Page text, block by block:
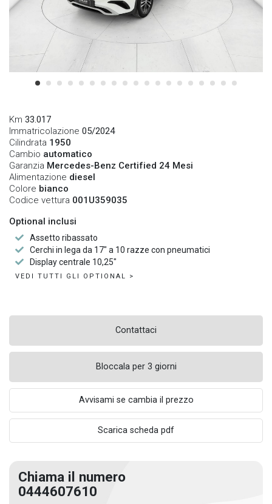
Km 33.017
Immatricolazione 05/2024
Cilindrata 1950
Cambio automatico
Garanzia Mercedes-Benz Certified 24 Mesi
Alimentazione diesel
Colore bianco
Codice vettura 001U359035
Optional inclusi
Assetto ribassato
Cerchi in lega da 17" a 10 razze con pneumatici
Display centrale 10,25"
VEDI TUTTI GLI OPTIONAL >
Contattaci
Bloccala per 3 giorni
Avvisami se cambia il prezzo
Scarica scheda pdf
Chiama il numero
0444607610